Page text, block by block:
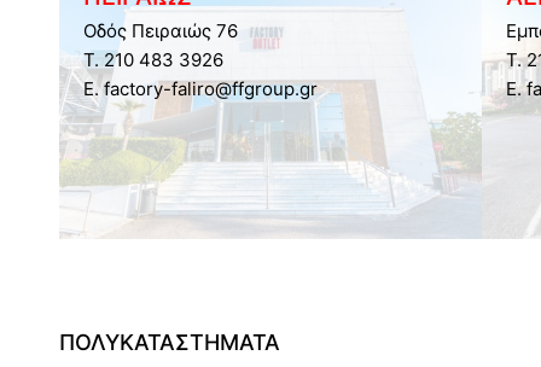
ΠΟΛΥΚΑΤΑΣΤΗΜΑΤΑ
Οδός Πειραιώς 76
Τ. 210 483 3926
E. factory-faliro@ffgroup.gr
Τ.
E.